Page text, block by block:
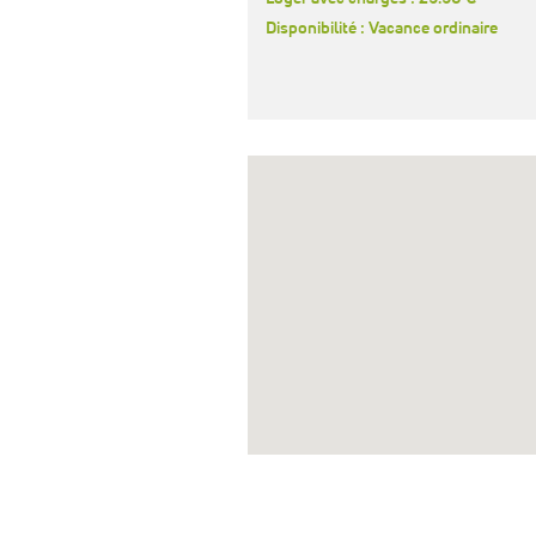
Disponibilité : Vacance ordinaire